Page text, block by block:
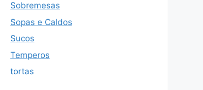
Sobremesas
Sopas e Caldos
Sucos
Temperos
tortas